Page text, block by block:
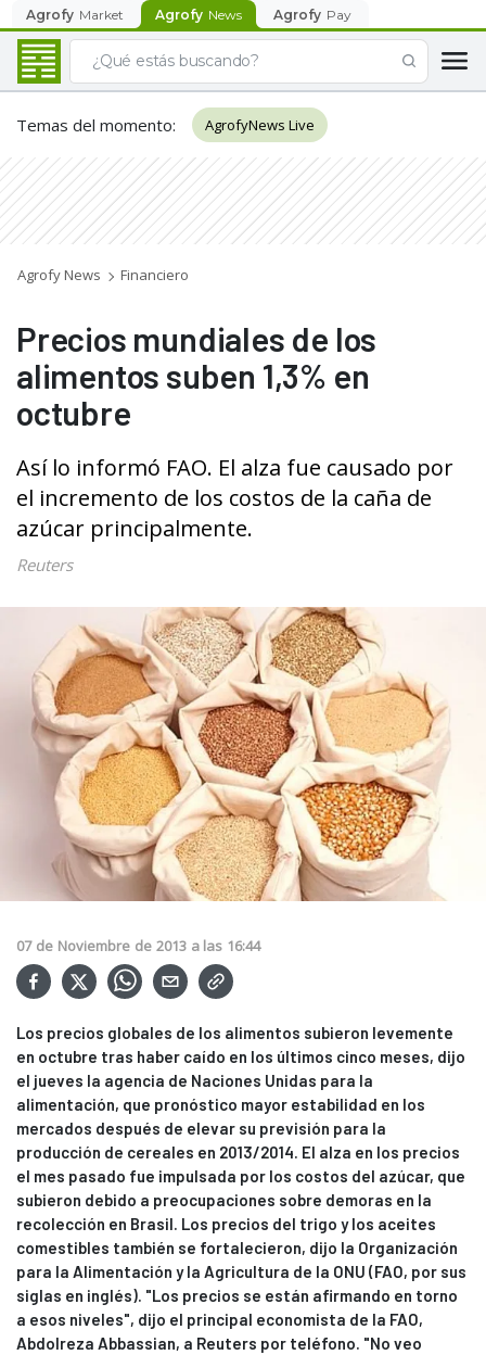
Agrofy Market Agrofy News Agrofy Pay
Temas del momento: AgrofyNews Live
Agrofy News Financiero
Precios mundiales de los
alimentos suben 1,3% en
octubre
Así lo informó FAO. El alza fue causado por
el incremento de los costos de la caña de
azúcar principalmente.
Reuters
07 de Noviembre de 2013 a las 16:44
Los precios globales de los alimentos subieron levemente
en octubre tras haber caído en los últimos cinco meses, dijo
el jueves la agencia de Naciones Unidas para la
alimentación, que pronóstico mayor estabilidad en los
mercados después de elevar su previsión para la
producción de cereales en 2013/2014. El alza en los precios
el mes pasado fue impulsada por los costos del azúcar, que
subieron debido a preocupaciones sobre demoras en la
recolección en Brasil. Los precios del trigo y los aceites
comestibles también se fortalecieron, dijo la Organización
para la Alimentación y la Agricultura de la ONU (FAO, por sus
siglas en inglés). "Los precios se están afirmando en torno
a esos niveles", dijo el principal economista de la FAO,
Abdolreza Abbassian, a Reuters por teléfono. "No veo